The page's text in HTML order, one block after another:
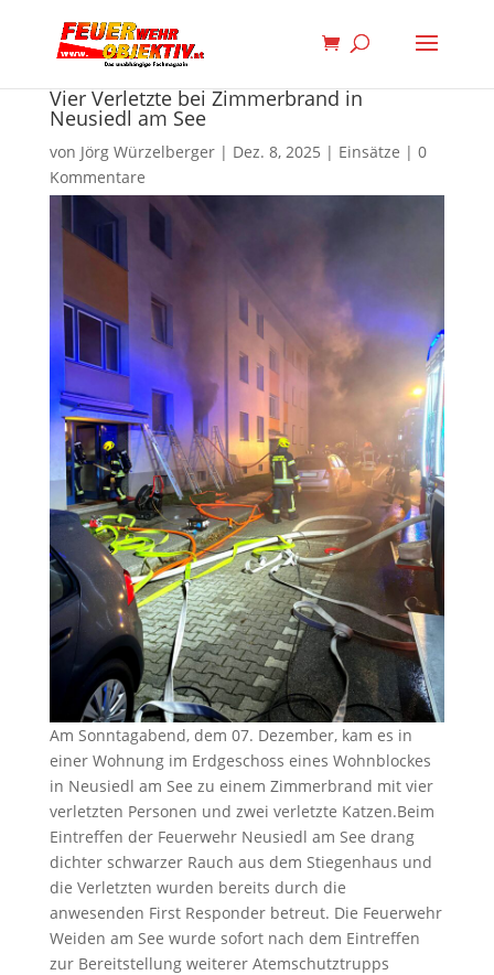
Vier Verletzte bei Zimmerbrand in
Neusiedl am See
von Jörg Würzelberger| Dez. 8, 2025 | Einsätze | 0
Kommentare
Am Sonntagabend, dem 07. Dezember, kam es in
einer Wohnung im Erdgeschoss eines Wohnblockes
in Neusiedl am See zu einem Zimmerbrand mit vier
verletzten Personen und zwei verletzte Katzen.Beim
Eintreffen der Feuerwehr Neusiedl am See drang
dichter schwarzer Rauch aus dem Stiegenhaus und
die Verletzten wurden bereits durch die
anwesenden First Responder betreut. Die Feuerwehr
Weiden am See wurde sofort nach dem Eintreffen
zur Bereitstellung weiterer Atemschutztrupps